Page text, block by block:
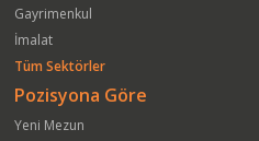
Gayrimenkul
İmalat
Tüm Sektörler
Pozisyona Göre
Yeni Mezun